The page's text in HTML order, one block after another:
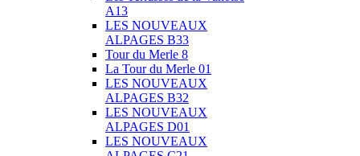
A13
LES NOUVEAUX
ALPAGES B33
Tour du Merle 8
La Tour du Merle 01
LES NOUVEAUX
ALPAGES B32
LES NOUVEAUX
ALPAGES D01
LES NOUVEAUX